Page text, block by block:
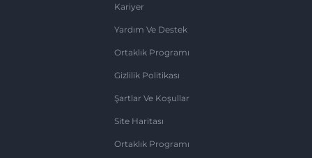
Kariyer
Yardım Ve Destek
Ortaklık Programı
Gizlilik Politikası
Şartlar Ve Koşullar
Site Haritası
Ortaklık Programı